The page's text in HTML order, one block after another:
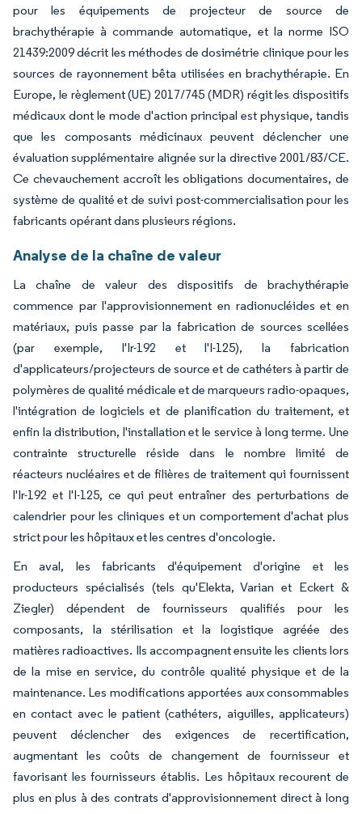
pour les équipements de projecteur de source de
brachythérapie à commande automatique, et la norme ISO
21439:2009 décrit les méthodes de dosimétrie clinique pour les
sources de rayonnement bêta utilisées en brachythérapie. En
Europe, le règlement (UE) 2017/745 (MDR) régit les dispositifs
médicaux dont le mode d'action principal est physique, tandis
que les composants médicinaux peuvent déclencher une
évaluation supplémentaire alignée sur la directive 2001/83/CE.
Ce chevauchement accroît les obligations documentaires, de
système de qualité et de suivi post-commercialisation pour les
fabricants opérant dans plusieurs régions.
Analyse de la chaîne de valeur
La chaîne de valeur des dispositifs de brachythérapie
commence par l'approvisionnement en radionucléides et en
matériaux, puis passe par la fabrication de sources scellées
(par exemple, l'Ir-192 et l'I-125), la fabrication
d'applicateurs/projecteurs de source et de cathéters à partir de
polymères de qualité médicale et de marqueurs radio-opaques,
l'intégration de logiciels et de planification du traitement, et
enfin la distribution, l'installation et le service à long terme. Une
contrainte structurelle réside dans le nombre limité de
réacteurs nucléaires et de filières de traitement qui fournissent
l'Ir-192 et l'I-125, ce qui peut entraîner des perturbations de
calendrier pour les cliniques et un comportement d'achat plus
strict pour les hôpitaux et les centres d'oncologie.
En aval, les fabricants d'équipement d'origine et les
producteurs spécialisés (tels qu'Elekta, Varian et Eckert &
Ziegler) dépendent de fournisseurs qualifiés pour les
composants, la stérilisation et la logistique agréée des
matières radioactives. Ils accompagnent ensuite les clients lors
de la mise en service, du contrôle qualité physique et de la
maintenance. Les modifications apportées aux consommables
en contact avec le patient (cathéters, aiguilles, applicateurs)
peuvent déclencher des exigences de recertification,
augmentant les coûts de changement de fournisseur et
favorisant les fournisseurs établis. Les hôpitaux recourent de
plus en plus à des contrats d'approvisionnement direct à long